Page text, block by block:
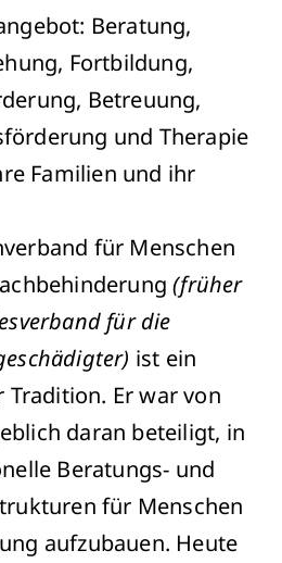
Beratung,
Fortbildung,
Betreuung,
und Therapie
Familien und ihr
für Menschen
(früher
für die
ist ein
Er war von
daran beteiligt, in
Beratungs- und
für Menschen
aufzubauen. Heute